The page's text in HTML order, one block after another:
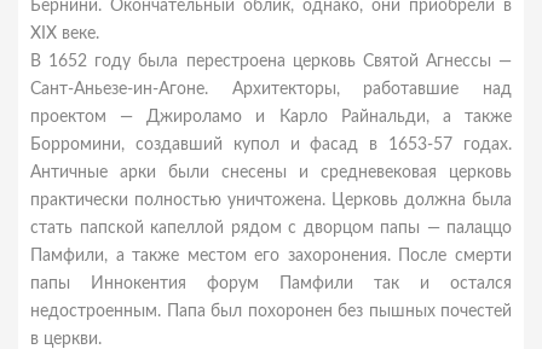
Бернини. Окончательный облик, однако, они приобрели в
XIX веке.
В 1652 году была перестроена церковь Святой Агнессы —
Сант-Аньезе-ин-Агоне. Архитекторы, работавшие над
проектом — Джироламо и Карло Райнальди, а также
Борромини, создавший купол и фасад в 1653-57 годах.
Античные арки были снесены и средневековая церковь
практически полностью уничтожена. Церковь должна была
стать папской капеллой рядом с дворцом папы — палаццо
Памфили, а также местом его захоронения. После смерти
папы Иннокентия форум Памфили так и остался
недостроенным. Папа был похоронен без пышных почестей
в церкви.